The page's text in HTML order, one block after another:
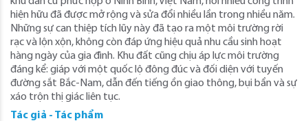
hiện hữu đã được mở rộng và sửa đổi nhiều lần trong nhiều năm.
Những sự can thiệp tích lũy này đã tạo ra một môi trường rời
rạc và lộn xộn, không còn đáp ứng hiệu quả nhu cầu sinh hoạt
hàng ngày của gia đình. Khu đất cũng chịu áp lực môi trường
đáng kể: giáp với một quốc lộ đông đúc và đối diện với tuyến
đường sắt Bắc-Nam, dẫn đến tiếng ồn giao thông, bụi bẩn và sự
xáo trộn thị giác liên tục.
Tác giả - Tác phẩm